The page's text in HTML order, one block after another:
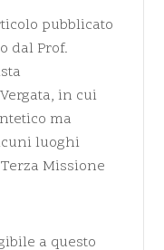
pubblicato
dal Prof.
in cui
ma
luoghi
Missione
a questo